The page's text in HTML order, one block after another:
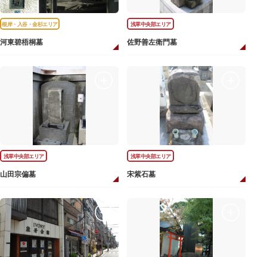
根岸・入谷・金杉エリア
河東碧梧桐墓
浅草中央部エリア
佐野善左衛門墓
浅草中央部エリア
山田宗偏墓
浅草中央部エリア
宋紫石墓